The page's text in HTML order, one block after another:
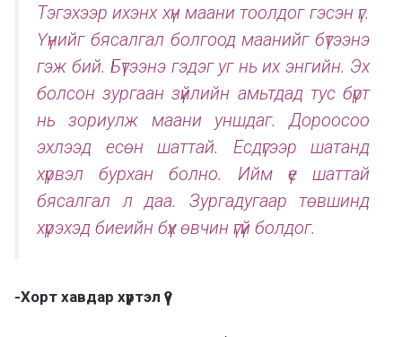
Тэгэхээр ихэнх хүн маани тоолдог гэсэн үг.
Үүнийг бясалгал болгоод маанийг бүтээнэ
гэж бий. Бүтээнэ гэдэг уг нь их энгийн. Эх
болсон зургаан зүйлийн амьтдад тус бүрт
нь зориулж маани уншдаг. Дороосоо
эхлээд есөн шаттай. Есдүгээр шатанд
хүрвэл бурхан болно. Ийм үе шаттай
бясалгал л даа. Зургадугаар төвшинд
хүрэхэд биеийн бүх өвчин үгүй болдог.
-Хорт хавдар хүртэл үү?